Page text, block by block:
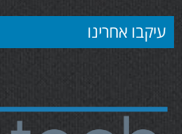
עיקבו אחרינו